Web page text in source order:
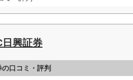
日興証券
口コミ・評判